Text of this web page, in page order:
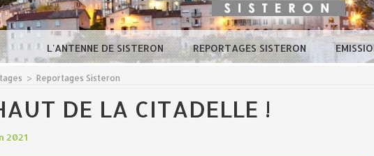
L'ANTENNE DE SISTERON REPORTAGES SISTERON
> Reportages Sisteron
DE LA CITADELLE !
2021